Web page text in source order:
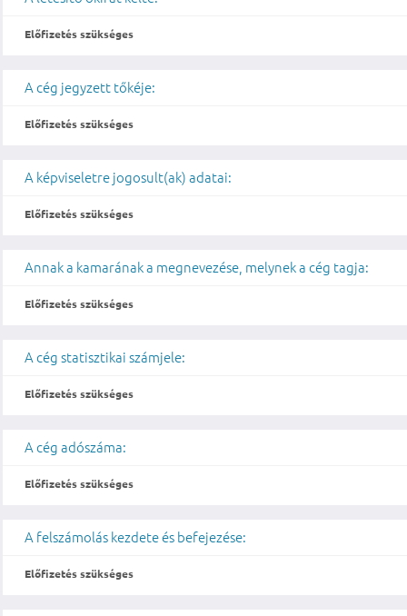
Előfizetés szükséges
A cég jegyzett tőkéje:
Előfizetés szükséges
A képviseletre jogosult(ak) adatai:
Előfizetés szükséges
Annak a kamarának a megnevezése, melynek a cég tagja:
Előfizetés szükséges
A cég statisztikai számjele:
Előfizetés szükséges
A cég adószáma:
Előfizetés szükséges
A felszámolás kezdete és befejezése:
Előfizetés szükséges